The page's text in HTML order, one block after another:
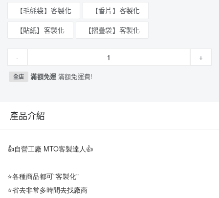
【毛氈袋】客製化
【香片】客製化
【貼紙】客製化
【摺疊袋】客製化
- +
全店 滿額免運滿額免運費!
產品介紹
👍自營工廠 MTO客製達人👍
⭐各種商品都可"客製化"
⭐省去非常多時間去找廠商